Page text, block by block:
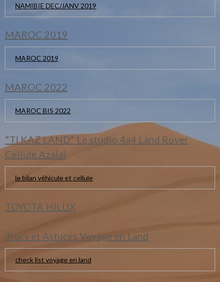
NAMIBIE DEC/JANV 2019
MAROC 2019
MAROC 2019
MAROC 2022
MAROC BIS 2022
"TI KAZ LAND" Le studio 4x4 Land Rover
Cellule Azalai
le bilan véhicule et cellule
TOYOTA HILUX
Trucs et Astuces Voyage en Land
check list voyage en land